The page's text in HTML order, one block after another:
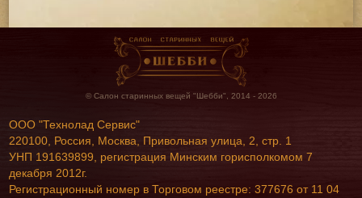
© Салон старинных вещей "Шебби", 2014 - 2026
ООО "Технолад Сервис"
220100, Россия, Москва, Привольная улица, 2, стр. 1
УНП 191639899, регистрация Минским горисполкомом 7
декабря 2012г.
Регистрационный номер в Торговом реестре: 377676 от 11 04